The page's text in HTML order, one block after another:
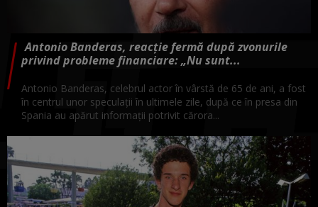
Antonio Banderas, reacție fermă după zvonurile
privind probleme financiare: „Nu sunt...
Antonio Banderas, celebrul actor în vârstă de 65 de ani, a fost
în centrul unor speculații în ultimele zile, după ce în presa din
Spania au apărut informații potrivit cărora...